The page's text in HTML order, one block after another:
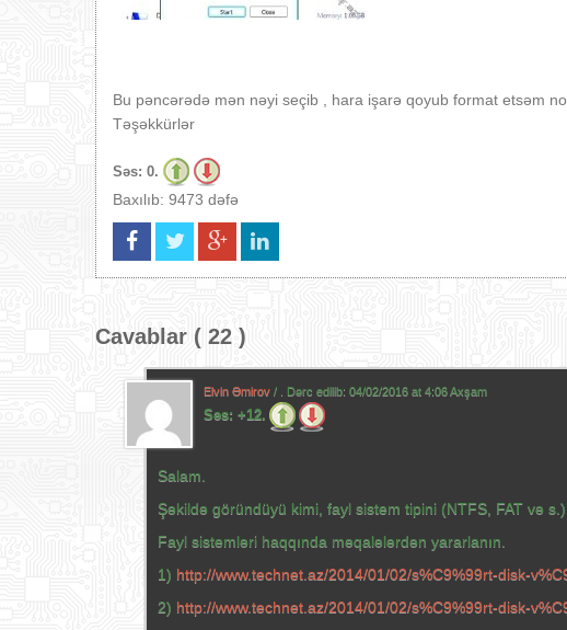
Bu pəncərədə mən nəyi seçib , hara işarə qoyub format etsəm
Təşəkkürlər
Səs: 0.
Baxılıb: 9473 dəfə
Cavablar ( 22 )
Elvin Əmirov / . Dərc edilib: 04/02/2016 at 4:06 Axşam
Səs: +12.
Salam.
Şəkildə göründüyü kimi, fayl sistem tipini (NTFS, FAT və
Fayl sistemləri haqqında məqalələrdən yararlanın.
1) http://www.technet.az/2014/01/02/s%C9%99rt-disk-
2) http://www.technet.az/2014/01/02/s%C9%99rt-disk-